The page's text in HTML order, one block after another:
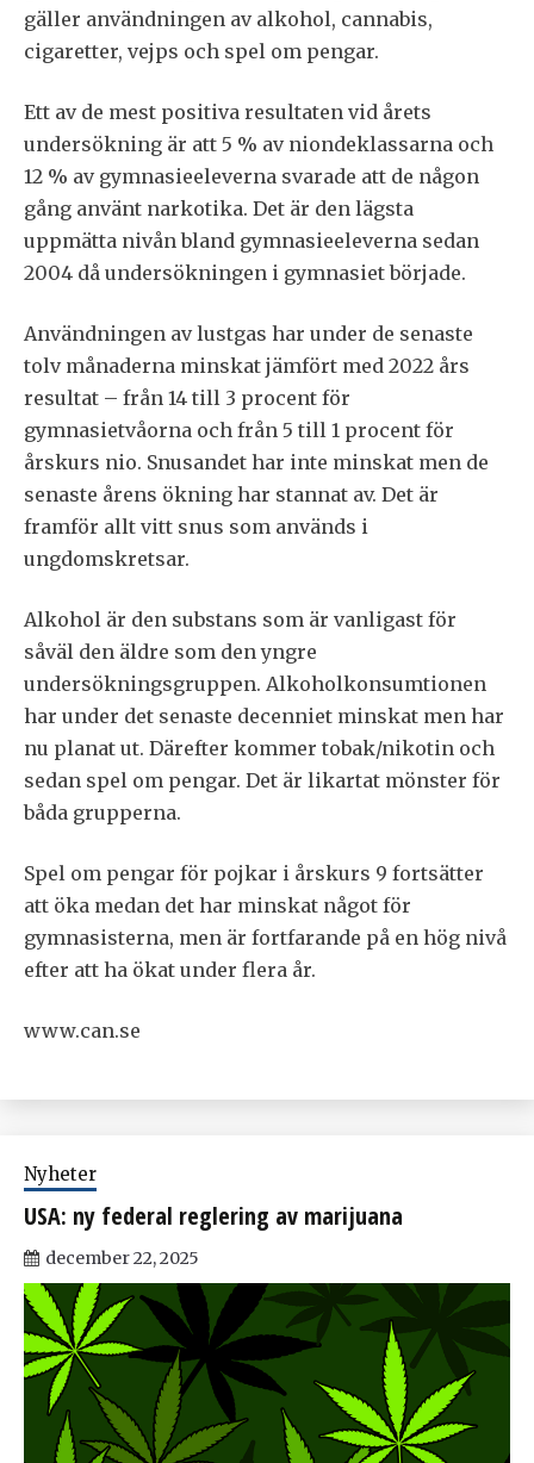
gäller användningen av alkohol, cannabis,
cigaretter, vejps och spel om pengar.
Ett av de mest positiva resultaten vid årets
undersökning är att 5 % av niondeklassarna och
12 % av gymnasieeleverna svarade att de någon
gång använt narkotika. Det är den lägsta
uppmätta nivån bland gymnasieeleverna sedan
2004 då undersökningen i gymnasiet började.
Användningen av lustgas har under de senaste
tolv månaderna minskat jämfört med 2022 års
resultat – från 14 till 3 procent för
gymnasietvåorna och från 5 till 1 procent för
årskurs nio. Snusandet har inte minskat men de
senaste årens ökning har stannat av. Det är
framför allt vitt snus som används i
ungdomskretsar.
Alkohol är den substans som är vanligast för
såväl den äldre som den yngre
undersökningsgruppen. Alkoholkonsumtionen
har under det senaste decenniet minskat men har
nu planat ut. Därefter kommer tobak/nikotin och
sedan spel om pengar. Det är likartat mönster för
båda grupperna.
Spel om pengar för pojkar i årskurs 9 fortsätter
att öka medan det har minskat något för
gymnasisterna, men är fortfarande på en hög nivå
efter att ha ökat under flera år.
www.can.se
Nyheter
USA: ny federal reglering av marijuana
december 22, 2025